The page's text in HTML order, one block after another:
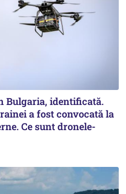
Bulgaria, identificată.
a fost convocată la
Ce sunt dronele-